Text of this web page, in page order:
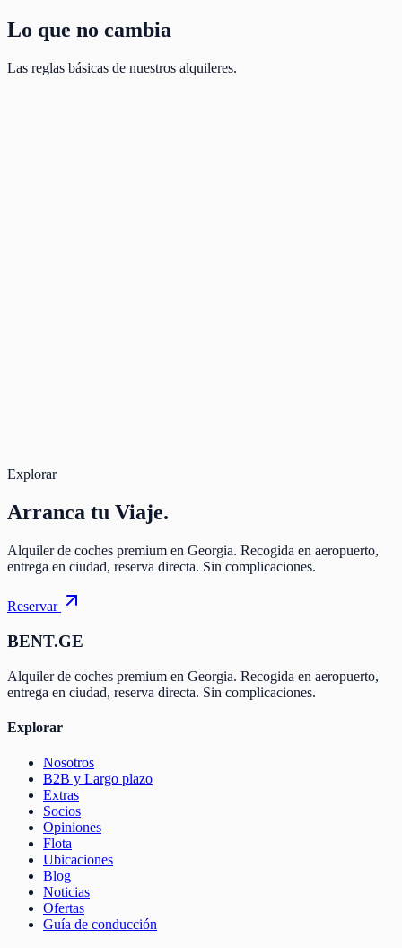
Lo que no cambia
Las reglas básicas de nuestros alquileres.
Explorar
Arranca tu Viaje.
Alquiler de coches premium en Georgia. Recogida en aeropuerto,
entrega en ciudad, reserva directa. Sin complicaciones.
Reservar
BENT.GE
Alquiler de coches premium en Georgia. Recogida en aeropuerto,
entrega en ciudad, reserva directa. Sin complicaciones.
Explorar
Nosotros
B2B y Largo plazo
Extras
Socios
Opiniones
Flota
Ubicaciones
Blog
Noticias
Ofertas
Guía de conducción